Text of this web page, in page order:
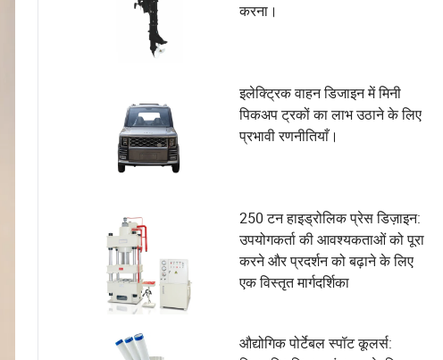
करना।
इलेक्ट्रिक वाहन डिजाइन में मिनी
पिकअप ट्रकों का लाभ उठाने के लिए
प्रभावी रणनीतियाँ।
250 टन हाइड्रोलिक प्रेस डिज़ाइन:
उपयोगकर्ता की आवश्यकताओं को पूरा
करने और प्रदर्शन को बढ़ाने के लिए
एक विस्तृत मार्गदर्शिका
औद्योगिक पोर्टेबल स्पॉट कूलर्स: